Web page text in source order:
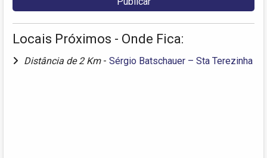
Locais Próximos - Onde Fica:
Distância de 2 Km - Sérgio Batschauer – Sta Terezinha